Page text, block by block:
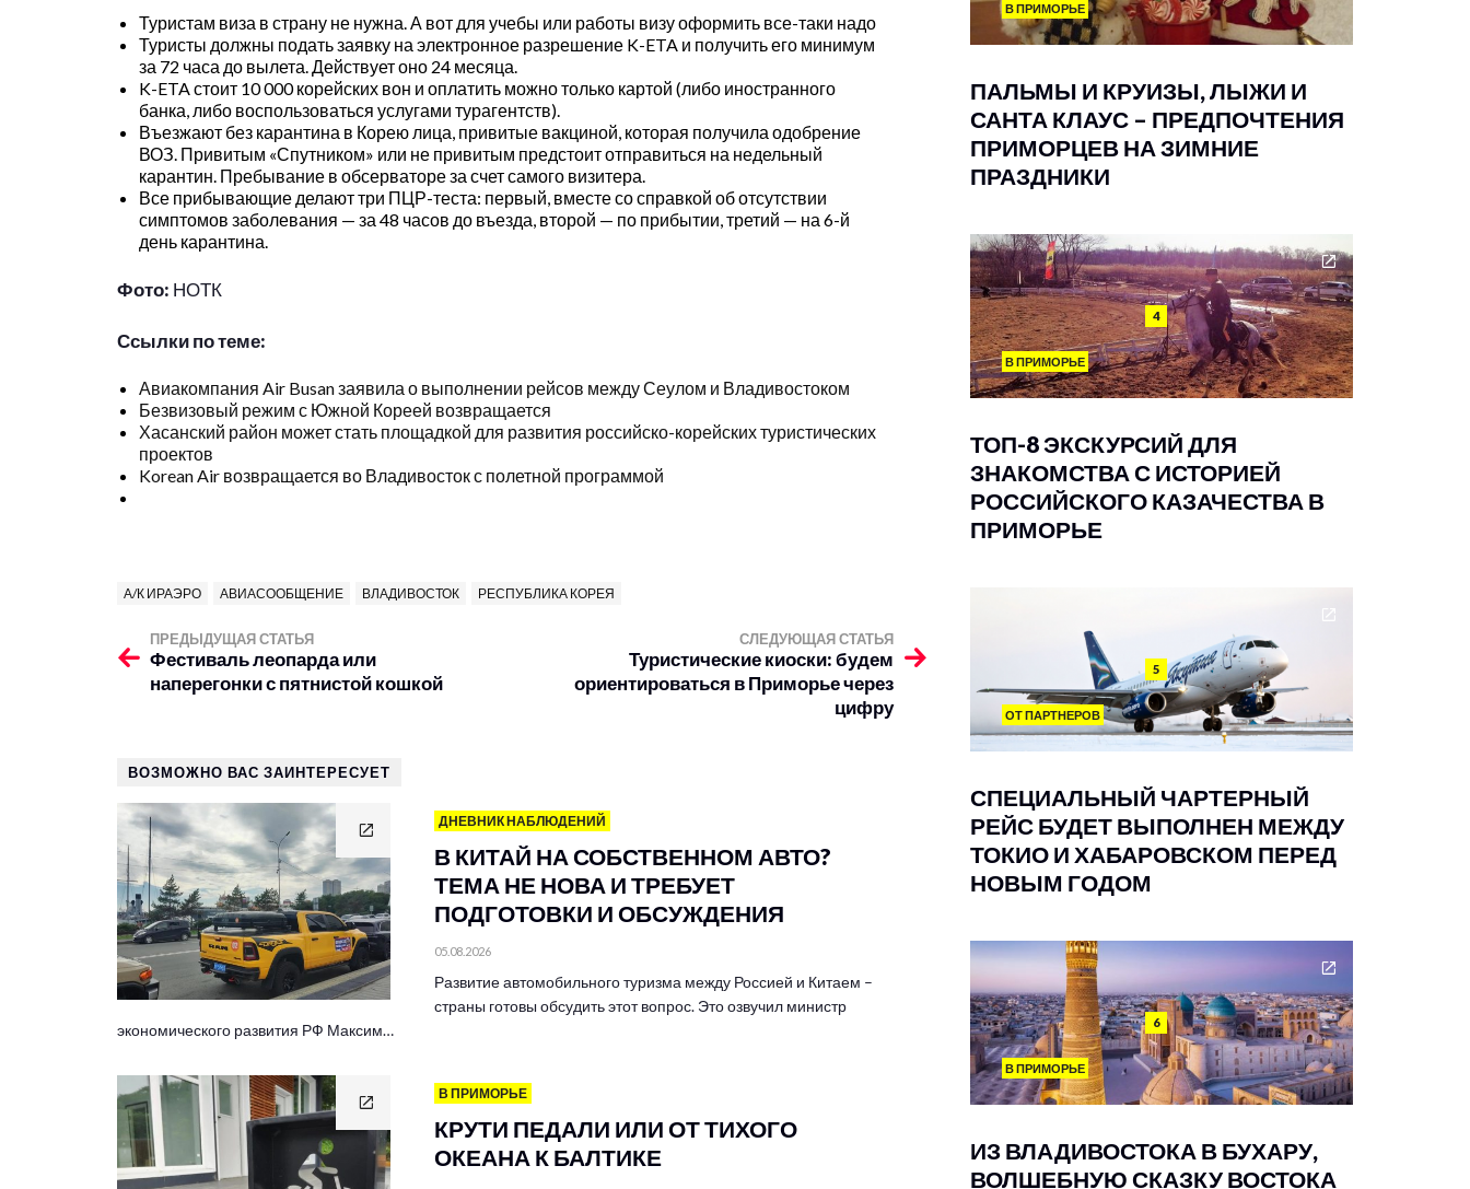
Туристам виза в страну не нужна. А вот для учебы или работы визу оформить все-таки надо
Туристы должны подать заявку на электронное разрешение K-ETA и получить его минимум
за 72 часа до вылета. Действует оно 24 месяца.
K-ETA стоит 10 000 корейских вон и оплатить можно только картой (либо иностранного
банка, либо воспользоваться услугами турагентств).
Въезжают без карантина в Корею лица, привитые вакциной, которая получила одобрение
ВОЗ. Привитым «Спутником» или не привитым предстоит отправиться на недельный
карантин. Пребывание в обсерваторе за счет самого визитера.
Все прибывающие делают три ПЦР-теста: первый, вместе со справкой об отсутствии
симптомов заболевания — за 48 часов до въезда, второй — по прибытии, третий — на 6-й
день карантина.
Фото: НОТК
Ссылки по теме:
Авиакомпания Air Busan заявила о выполнении рейсов между Сеулом и Владивостоком
Безвизовый режим с Южной Кореей возвращается
Хасанский район может стать площадкой для развития российско-корейских туристических
проектов
Korean Air возвращается во Владивосток с полетной программой
А/К ИРАЭРО АВИАСООБЩЕНИЕ ВЛАДИВОСТОК РЕСПУБЛИКА КОРЕЯ
ПРЕДЫДУЩАЯ СТАТЬЯ
Фестиваль леопарда или
наперегонки с пятнистой кошкой
СЛЕДУЮЩАЯ СТАТЬЯ
Туристические киоски: будем
ориентироваться в Приморье через
цифру
ВОЗМОЖНО ВАС ЗАИНТЕРЕСУЕТ
ДНЕВНИК НАБЛЮДЕНИЙ
В КИТАЙ НА СОБСТВЕННОМ АВТО?
ТЕМА НЕ НОВА И ТРЕБУЕТ
ПОДГОТОВКИ И ОБСУЖДЕНИЯ
05.08.2026
Развитие автомобильного туризма между Россией и Китаем –
страны готовы обсудить этот вопрос. Это озвучил министр
экономического развития РФ Максим…
В ПРИМОРЬЕ
КРУТИ ПЕДАЛИ ИЛИ ОТ ТИХОГО
ОКЕАНА К БАЛТИКЕ
В ПРИМОРЬЕ
ПАЛЬМЫ И КРУИЗЫ, ЛЫЖИ И
САНТА КЛАУС – ПРЕДПОЧТЕНИЯ
ПРИМОРЦЕВ НА ЗИМНИЕ
ПРАЗДНИКИ
4
В ПРИМОРЬЕ
ТОП-8 ЭКСКУРСИЙ ДЛЯ
ЗНАКОМСТВА С ИСТОРИЕЙ
РОССИЙСКОГО КАЗАЧЕСТВА В
ПРИМОРЬЕ
5
ОТ ПАРТНЕРОВ
СПЕЦИАЛЬНЫЙ ЧАРТЕРНЫЙ
РЕЙС БУДЕТ ВЫПОЛНЕН МЕЖДУ
ТОКИО И ХАБАРОВСКОМ ПЕРЕД
НОВЫМ ГОДОМ
6
В ПРИМОРЬЕ
ИЗ ВЛАДИВОСТОКА В БУХАРУ,
ВОЛШЕБНУЮ СКАЗКУ ВОСТОКА